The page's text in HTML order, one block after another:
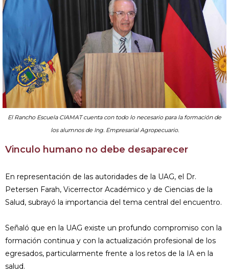
El Rancho Escuela CIAMAT cuenta con todo lo necesario para la formación de
los alumnos de Ing. Empresarial Agropecuario.
Vinculo humano no debe desaparecer
En representación de las autoridades de la UAG, el Dr.
Petersen Farah, Vicerrector Académico y de Ciencias de la
Salud, subrayó la importancia del tema central del encuentro.
Señaló que en la UAG existe un profundo compromiso con la
formación continua y con la actualización profesional de los
egresados, particularmente frente a los retos de la IA en la
salud.